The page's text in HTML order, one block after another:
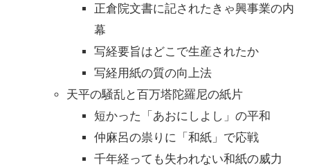
正倉院文書に記されたきゃ興事業の内
幕
写経要旨はどこで生産されたか
写経用紙の質の向上法
天平の騒乱と百万塔陀羅尼の紙片
短かった「あおにしよし」の平和
仲麻呂の祟りに「和紙」で応戦
千年経っても失われない和紙の威力